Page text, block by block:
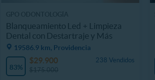
Blanqueamiento Led + Limpieza
Dental con Destartraje y Más
19586.9 km, Providencia
83%
238 Vendidos
$29.900